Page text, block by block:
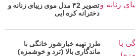
تصویر ۴2 مدل موی زیبای زنانه و
دخترانه کره ایی
طرز تهیه خیارشور خانگی با
ماندگاری بالا (ترد و خوشمزه)